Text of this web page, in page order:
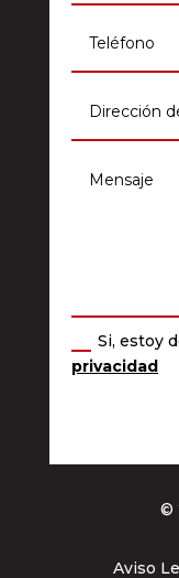
Si, estoy
privacidad
©
Aviso